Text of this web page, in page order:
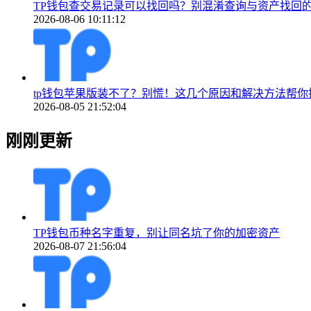
TP钱包查交易记录可以找回吗？别混淆查询与资产找回
2026-08-06 10:11:12
tp钱包苹果版装不了？别慌！这几个原因和解决方法帮你
2026-08-05 21:52:04
刚刚更新
TP钱包币种名字重复，别让同名坑了你的加密资产
2026-08-07 21:56:04